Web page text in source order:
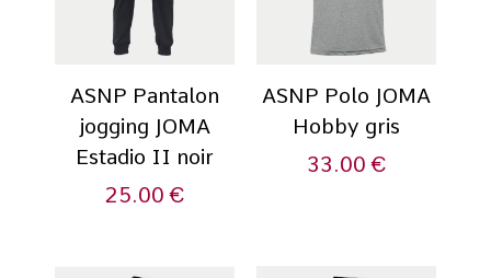
ASNP Pantalon
jogging JOMA
Estadio II noir
25.00€
ASNP Polo JOMA
Hobby gris
33.00€